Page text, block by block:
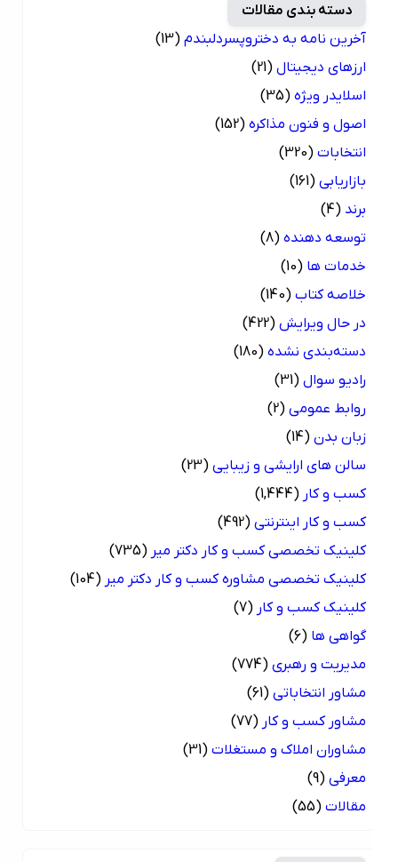
دسته بندی مقالات
آخرین نامه به دختروپسردلبندم (13)
ارزهای دیجیتال (21)
اسلایدر ویژه (35)
اصول و فنون مذاکره (152)
انتخابات (320)
بازاریابی (161)
(4)
توسعه دهنده (8)
خدمات ها (10)
خلاصه کتاب (140)
در حال ویرایش (422)
دسته‌بندی نشده (180)
رادیو سوال (31)
روابط عمومی (2)
زبان بدن (14)
سالن های ارایشی و زیبایی (23)
کسب و کار (1,444)
کسب و کار اینترنتی (492)
کلینیک تخصصی کسب و کار دکتر میر (735)
کلینیک تخصصی مشاوره کسب و کار دکتر میر (104)
کلینیک کسب و کار (7)
گواهی ها (6)
مدیریت و رهبری (774)
مشاور انتخاباتی (61)
مشاور کسب و کار (77)
مشاوران املاک و مستغلات (31)
معرفی (9)
مقالات (55)